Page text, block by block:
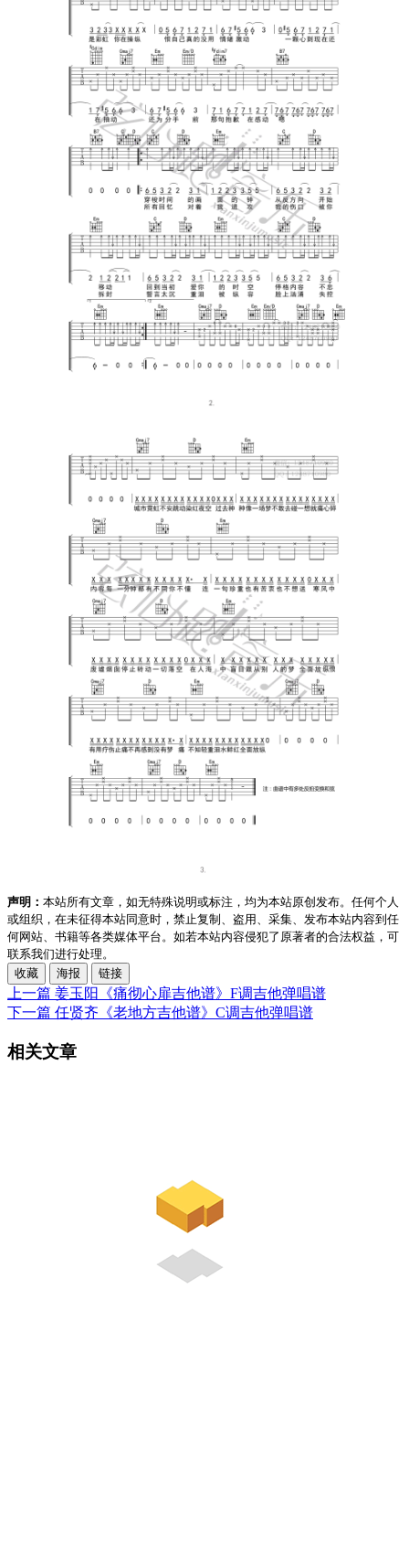
声明： 本站所有文章，如无特殊说明或标注，均为本站原创发布。任何个人
或组织，在未征得本站同意时，禁止复制、盗用、采集、发布本站内容到任
何网站、书籍等各类媒体平台。如若本站内容侵犯了原著者的合法权益，可
联系我们进行处理。
收藏
海报 链接
上一篇 姜玉阳《痛彻心扉吉他谱》F调吉他弹唱谱
下一篇 任贤齐《老地方吉他谱》C调吉他弹唱谱
相关文章